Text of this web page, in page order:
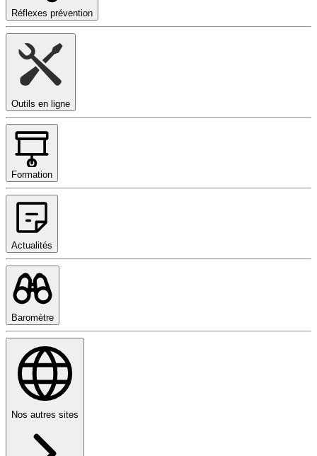
Réflexes prévention
Outils en ligne
Formation
Actualités
Baromètre
Nos autres sites